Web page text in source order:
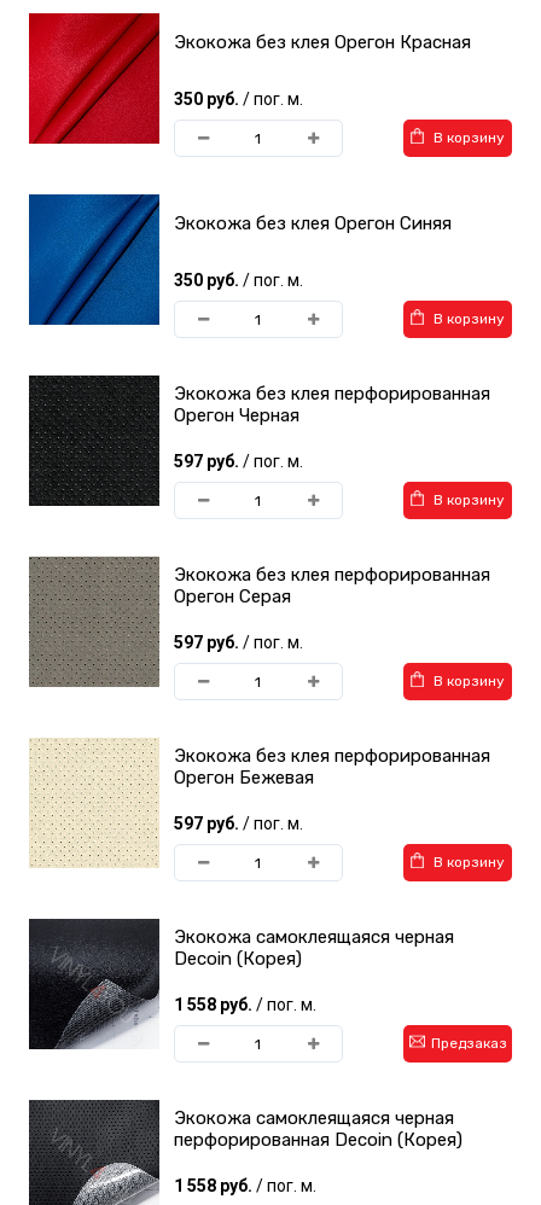
Экокожа без клея Орегон Красная
350 руб. / пог. м.
В корзину
Экокожа без клея Орегон Синяя
350 руб. / пог. м.
В корзину
Экокожа без клея перфорированная
Орегон Черная
597 руб. / пог. м.
В корзину
Экокожа без клея перфорированная
Орегон Серая
597 руб. / пог. м.
В корзину
Экокожа без клея перфорированная
Орегон Бежевая
597 руб. / пог. м.
В корзину
Экокожа самоклеящаяся черная
Decoin (Корея)
1 558 руб. / пог. м.
Предзаказ
Экокожа самоклеящаяся черная
перфорированная Decoin (Корея)
1 558 руб. / пог. м.